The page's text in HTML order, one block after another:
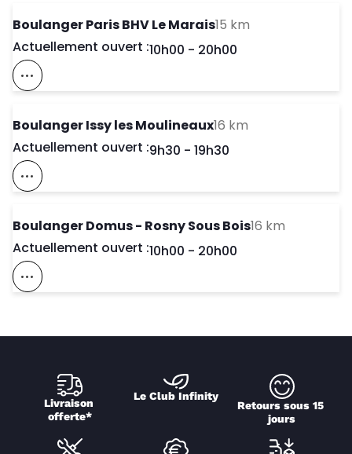
Boulanger Paris BHV Le Marais15 km
Actuellement ouvert :Day of the Week
10h00 - 20h00
Voir Ce Magasin Sur La Carte
Boulanger Issy les Moulineaux16 km
Actuellement ouvert :Day of the Week
9h30 - 19h30
Voir Ce Magasin Sur La Carte
Boulanger Domus - Rosny Sous Bois16 km
Actuellement ouvert :Day of the Week
10h00 - 20h00
Voir Ce Magasin Sur La Carte
Livraison
offerte*
Le Club Infinity
Retours sous 15
jours